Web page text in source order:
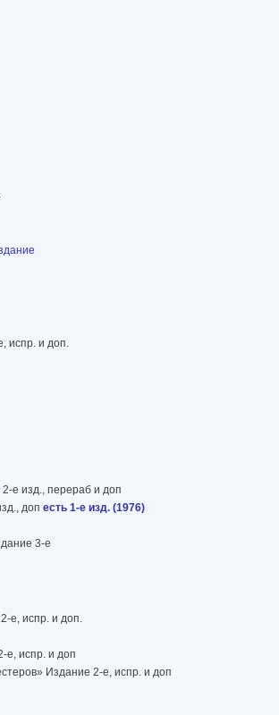
испр. и доп.
2-е изд., перераб и доп
доп есть 1-е изд. (1976)
3-е
е, испр. и доп.
е, испр. и доп
Издание 2-е, испр. и доп